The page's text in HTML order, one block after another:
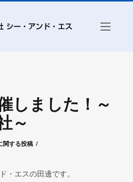
しました！～
～
関する投稿
理者
・エスの田邊です。